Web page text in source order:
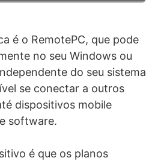
é o RemotePC, que pode
no seu Windows ou
do seu sistema
se conectar a outros
dispositivos mobile
software.
é que os planos